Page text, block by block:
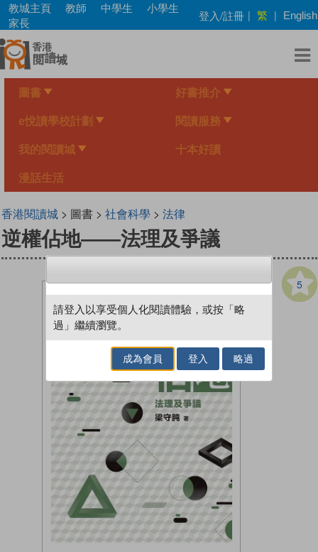
Skip
main
content
教城主頁 教師 中學生
小學生
家長
登入/註冊 | 繁 | English
圖書 好書推介
e悅讀學校計劃 閱讀服務
我的閱讀城 十本好讀
漫話生活
香港閱讀城> 圖書 > 社會科學 > 法律
逆權佔地——法理及爭議
5
請登入以享受個人化閱讀體驗，或按「略
過」繼續瀏覽。
成為會員 登入 略過